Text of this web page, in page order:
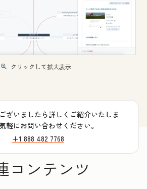
クリックして拡大表示
ざいましたら詳しくご紹介いたしま
軽にお問い合わせください。
+1 888 482 7768
コンテンツ